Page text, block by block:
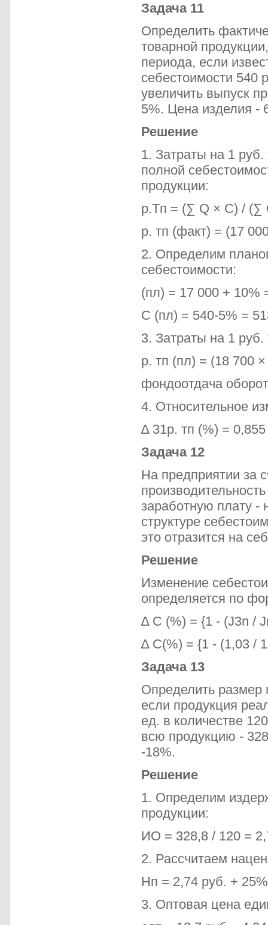
Задача 11
Определить
товарной
периода, если
себестоимости 540
увеличить выпуск
5%. Цена изделия -
Решение
1. Затраты на 1
полной
продукции:
p.Tп = (∑ Q × C) / (∑
р. тп (факт) = (17
2. Определим
себестоимости:
(пл) = 17 000 + 10%
С (пл) = 540-5% =
3. Затраты на 1
р. тп (пл) = (18 700
фондоотдача
4. Относительное
∆ 31р. тп (%) =
Задача 12
На предприятии за
заработную плату -
структуре
это отразится на
Решение
Изменение
определяется по
∆ С (%) = {1 - (J3n /
∆ С(%) = {1 - (1,03 /
Задача 13
Определить размер
если продукция
ед. в количестве
всю продукцию -
-18%.
Решение
1. Определим
продукции:
ИО = 328,8 / 120 =
2. Рассчитаем
Нп = 2,74 руб. +
3. Оптовая цена